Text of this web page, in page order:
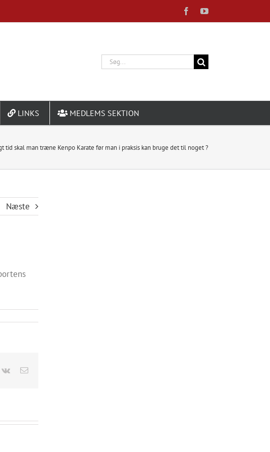
FacebookYouTube
Søg
efter:
LINKS MEDLEMS SEKTION
tid skal man træne Kenpo Karate før man i praksis kan bruge det til noget ?
Næste
Vk
E-